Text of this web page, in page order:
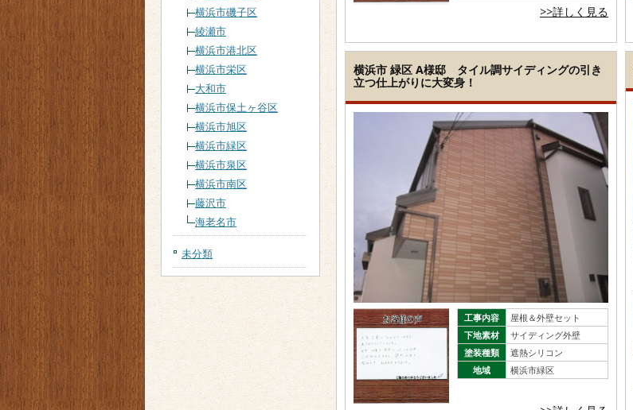
>>詳しく見る
横浜市 緑区 A様邸 タイル調サイディングの引き
立つ仕上がりに大変身！
工事内容
屋根＆外壁セット
下地素材
サイディング外壁
塗装種類
遮熱シリコン
地域
横浜市緑区
横浜市磯子区
綾瀬市
横浜市港北区
横浜市栄区
大和市
横浜市保土ヶ谷区
横浜市旭区
横浜市緑区
横浜市泉区
横浜市南区
藤沢市
海老名市
未分類